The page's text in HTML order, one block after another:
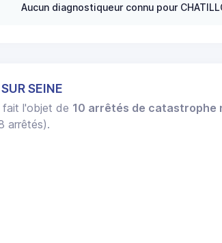
Aucun diagnostiqueur connu pour
SEINE
fait l'objet de 10 arrêtés de catastrophe
arrêtés).